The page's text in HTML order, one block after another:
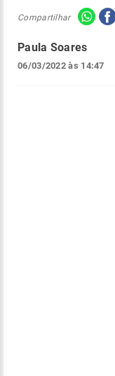
Compartilhar
Paula Soares
06/03/2022 às 14:47